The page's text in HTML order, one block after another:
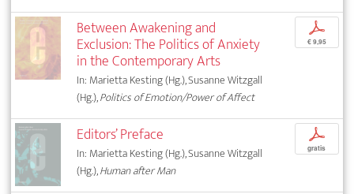
Between Awakening and
Exclusion: The Politics of Anxiety
in the Contemporary Arts
In: Marietta Kesting (Hg.), Susanne Witzgall
(Hg.),Politics of Emotion/Power of Affect
p
€ 9,95
Editors’ Preface
In: Marietta Kesting (Hg.), Susanne Witzgall
(Hg.),Human after Man
p
gratis